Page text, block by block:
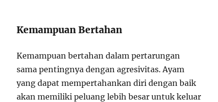
Kemampuan Bertahan
Kemampuan bertahan dalam pertarungan
sama pentingnya dengan agresivitas. Ayam
yang dapat mempertahankan diri dengan baik
akan memiliki peluang lebih besar untuk keluar